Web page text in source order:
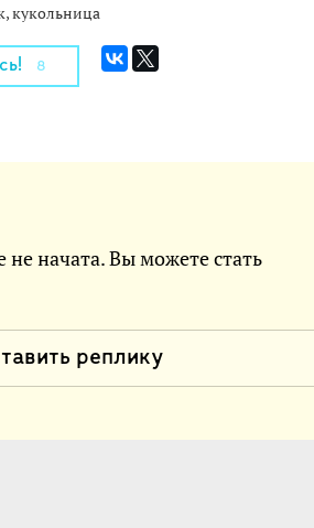
кукольница
8
не начата. Вы можете стать
реплику